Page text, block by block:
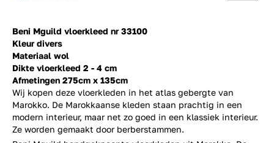
Beni Mguild vloerkleed nr 33100
Kleur divers
Materiaal wol
Dikte vloerkleed 2 - 4 cm
Afmetingen 275cm x 135cm
Wij kopen deze vloerkleden in het atlas gebergte van
Marokko. De Marokkaanse kleden staan prachtig in een
modern interieur, maar net zo goed in een klassiek interieur.
Ze worden gemaakt door berberstammen.